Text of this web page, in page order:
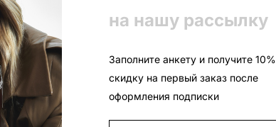
на нашу рассылку
Заполните анкету и получите 10%
скидку на первый заказ после
оформления подписки